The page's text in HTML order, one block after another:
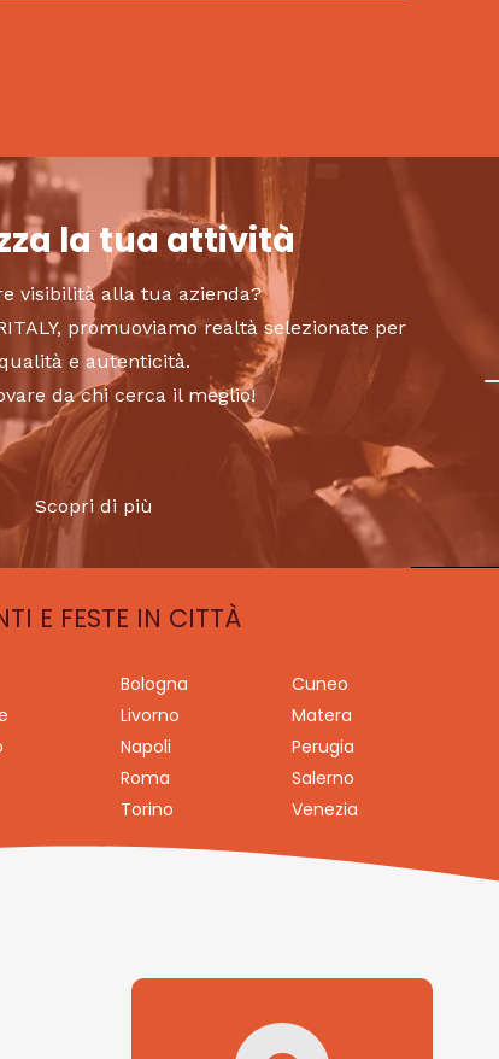
la tua attività
visibilità alla tua azienda?
promuoviamo realtà selezionate per
e autenticità.
da chi cerca il meglio!
Scopri di più
E FESTE IN CITTÀ
Bologna
Cuneo
Livorno
Matera
Napoli
Perugia
Roma
Salerno
Torino Venezia